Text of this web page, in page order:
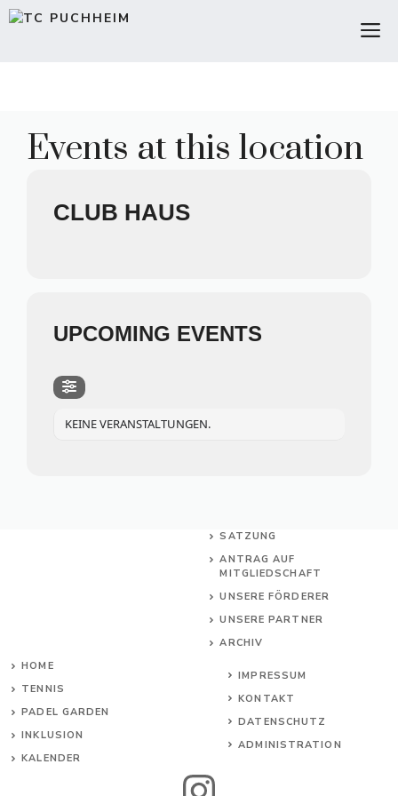
Zum
Events at this location
CLUB HAUS
UPCOMING EVENTS
KEINE VERANSTALTUNGEN.
SATZUNG
ANTRAG AUF
MITGLIEDSCHAFT
UNSERE FÖRDERER
UNSERE PARTNER
ARCHIV
HOME
TENNIS
PADEL GARDEN
INKLUSION
KALENDER
IMPRESSUM
KONTAKT
DATENSCHUTZ
ADMINISTRATION